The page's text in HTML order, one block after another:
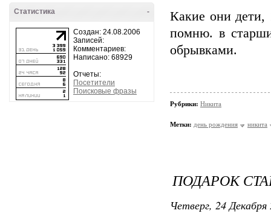
-
Статистика
Создан: 24.08.2006
Записей:
Комментариев:
Написано: 68929
Отчеты:
Посетители
Поисковые фразы
Какие они дети,
помню. в
обрывками.
Рубрики: Никита
Метки: день рождения никита
ПОДАРОК
Четверг, 24